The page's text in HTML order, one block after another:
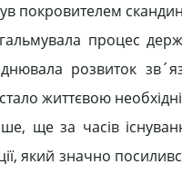
покровителем
процес
розвиток
стало життєвою
ще за часів
який значно